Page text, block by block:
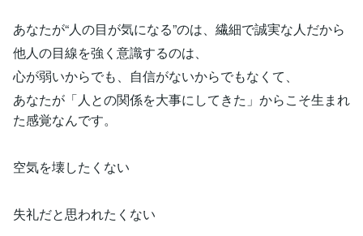
あなたが“人の目が気になる”のは、繊細で誠実な人だから
他人の目線を強く意識するのは、
心が弱いからでも、自信がないからでもなくて、
あなたが「人との関係を大事にしてきた」からこそ生まれ
た感覚なんです。
空気を壊したくない
失礼だと思われたくない